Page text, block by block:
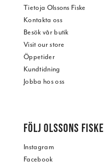
Tietoja Olssons Fiske
Kontakta oss
Besök vår butik
Visit our store
Öppetider
Kundtidning
Jobba hos oss
FÖLJ OLSSONS FISKE
Instagram
Facebook